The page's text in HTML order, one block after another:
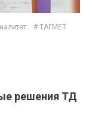
# ТАГМЕТ
решения ТД